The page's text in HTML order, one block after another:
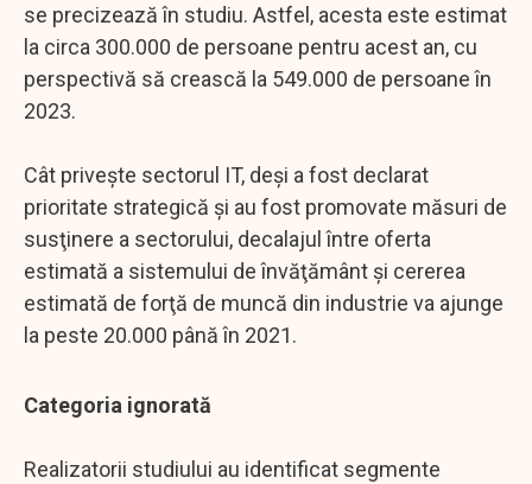
se precizează în studiu. Astfel, acesta este estimat
la circa 300.000 de persoane pentru acest an, cu
perspectivă să crească la 549.000 de persoane în
2023.
Cât priveşte sectorul IT, deşi a fost declarat
prioritate strategică şi au fost promovate măsuri de
susţinere a sectorului, decalajul între oferta
estimată a sistemului de învăţământ şi cererea
estimată de forţă de muncă din industrie va ajunge
la peste 20.000 până în 2021.
Categoria ignorată
Realizatorii studiului au identificat segmente